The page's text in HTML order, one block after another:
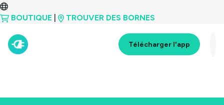
BOUTIQUE TROUVER DES BORNES
Télécharger l'app